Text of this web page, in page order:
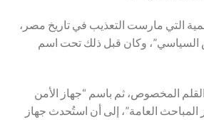
التي مارست التعذيب في تاريخ مصر،
السياسي”، وكان قبل ذلك تحت اسم
المخصوص، ثم باسم “جهاز الأمن
المباحث العامة”، إلى أن استُحدث جهاز